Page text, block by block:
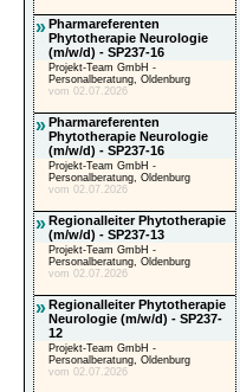
»Pharmareferenten
Phytotherapie Neurologie
(m/w/d) - SP237-16
Projekt-Team GmbH -
Personalberatung, Oldenburg
vom 02.07.2026
»Pharmareferenten
Phytotherapie Neurologie
(m/w/d) - SP237-16
Projekt-Team GmbH -
Personalberatung, Oldenburg
vom 02.07.2026
»Regionalleiter Phytotherapie
(m/w/d) - SP237-13
Projekt-Team GmbH -
Personalberatung, Oldenburg
vom 02.07.2026
»Regionalleiter Phytotherapie
Neurologie (m/w/d) - SP237-
12
Projekt-Team GmbH -
Personalberatung, Oldenburg
vom 02.07.2026